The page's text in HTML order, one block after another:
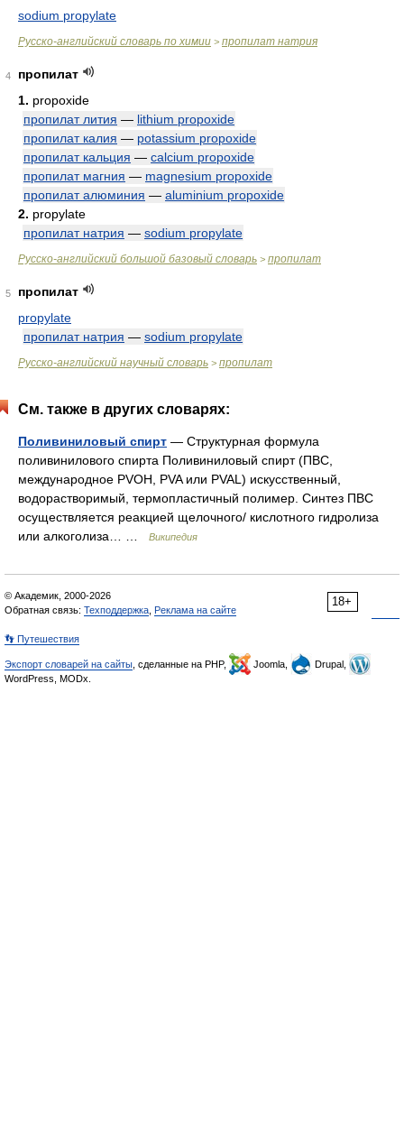
sodium propylate
Русско-английский словарь по химии > пропилат натрия
4
пропилат
1. propoxide
пропилат лития — lithium propoxide
пропилат калия — potassium propoxide
пропилат кальция — calcium propoxide
пропилат магния — magnesium propoxide
пропилат алюминия — aluminium propoxide
2. propylate
пропилат натрия — sodium propylate
Русско-английский большой базовый словарь > пропилат
5
пропилат
propylate
пропилат натрия — sodium propylate
Русско-английский научный словарь > пропилат
См. также в других словарях:
Поливиниловый спирт — Структурная формула
поливинилового спирта Поливиниловый спирт (ПВС,
международное PVOH, PVA или PVAL) искусственный,
водорастворимый, термопластичный полимер. Синтез ПВС
осуществляется реакцией щелочного/ кислотного гидролиза
или алкоголиза… …
Википедия
18+
© Академик, 2000-2026
Обратная связь: Техподдержка Реклама на сайте
👣 Путешествия
Экспорт словарей на сайты , сделанные на PHP, Joomla,
Drupal,
WordPress, MODx.